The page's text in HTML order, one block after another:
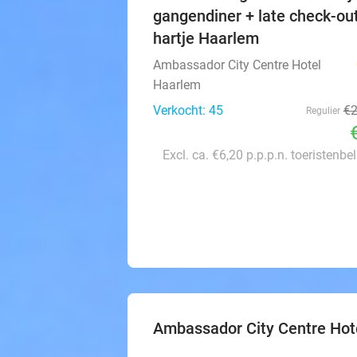
gangendiner + late check-
hartje Haarlem
Ambassador City Centre Hotel
Haarlem
Verkocht: 45
Regulier
Excl. ca. €6,20 p.p.p.n.
Ambassador City Centre